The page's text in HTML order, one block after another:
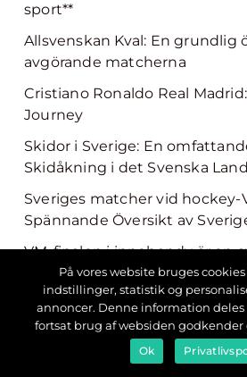
sport**
Allsvenskan Kval: En grundlig
avgörande matcherna
Cristiano Ronaldo Real
Journey
Skidor i Sverige: En
Skidåkning i det Svenska
Sveriges matcher vid hockey-
Spännande Översikt av
VM-finalen i innebandy är en
prestigefyllda och väntade
sporten
Fotboll mellan Sverige och
fördjupande översikt
På vores website bruges
indstillinger, statistik og
annoncer. Denne information
fortsat brug af websiden
Ok